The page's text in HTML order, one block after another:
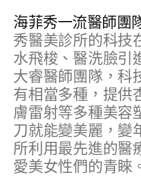
海菲秀一流醫師團
秀醫美診所的科技
水飛梭、醫洗臉引
大睿醫師團隊，科
有相當多種，提供
膚雷射等多種美容
刀就能變美麗，變
所利用最先進的醫
愛美女性們的青睞